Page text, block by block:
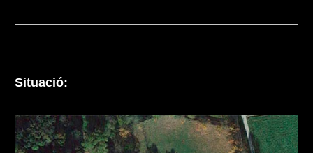
Situació: